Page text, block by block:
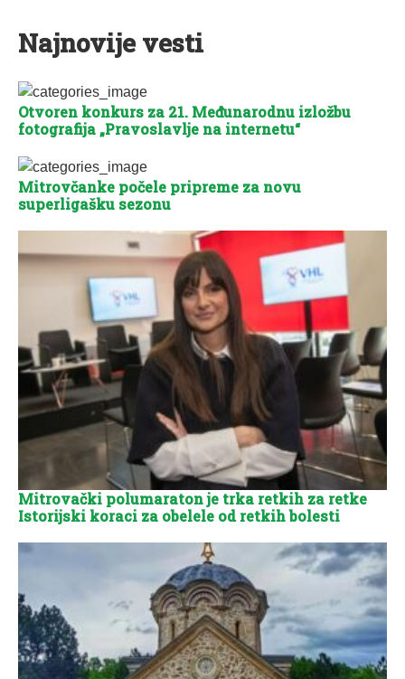
Najnovije vesti
Otvoren konkurs za 21. Međunarodnu izložbu
fotografija „Pravoslavlje na internetu“
Mitrovčanke počele pripreme za novu
superligašku sezonu
Mitrovački polumaraton je trka retkih za retke
Istorijski koraci za obelele od retkih bolesti